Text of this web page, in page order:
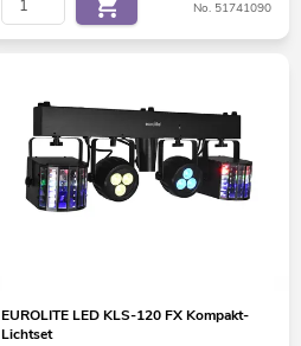
No. 51741090
EUROLITE LED KLS-120 FX Kompakt-
Lichtset